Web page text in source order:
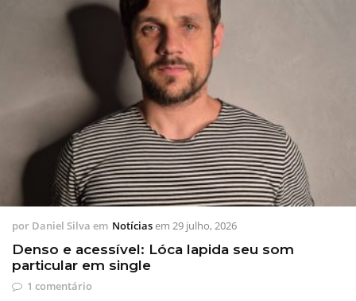
por Daniel Silva em Notíciasem 29 julho, 2026
Denso e acessível: Lóca lapida seu som
particular em single
1 comentário